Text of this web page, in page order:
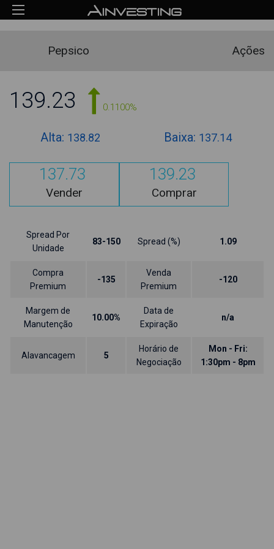
Pepsico Ações
139.23 0.1100%
Alta: 138.82 Baixa: 137.14
137.73
Vender
139.23
Comprar
Spread Por
Unidade
83-150 Spread (%) 1.09
Compra
Premium
-135
Venda
Premium
-120
Margem de
Manutenção
10.00%
Data de
Expiração
n/a
Alavancagem 5
Horário de
Negociação
Mon - Fri:
1:30pm - 8pm